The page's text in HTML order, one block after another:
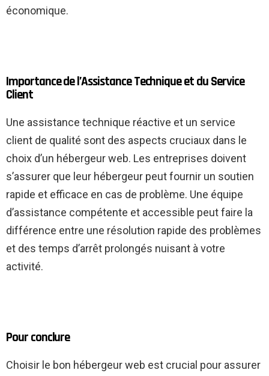
économique.
Importance de l’Assistance Technique et du Service
Client
Une assistance technique réactive et un service
client de qualité sont des aspects cruciaux dans le
choix d’un hébergeur web. Les entreprises doivent
s’assurer que leur hébergeur peut fournir un soutien
rapide et efficace en cas de problème. Une équipe
d’assistance compétente et accessible peut faire la
différence entre une résolution rapide des problèmes
et des temps d’arrêt prolongés nuisant à votre
activité.
Pour conclure
Choisir le bon hébergeur web est crucial pour assurer